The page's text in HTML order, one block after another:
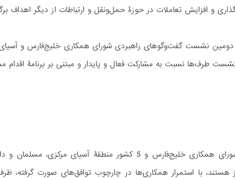
و افزایش تعاملات در حوزۀ حمل‌ونقل و ارتباطات از دیگر اهداف
نسبت به مشارکت فعال و پایدار و مبتنی بر برنامۀ اقدام مشترک در دورۀ
با عنایت به اینکه 6 عضو شورای همکاری خلیج‌فارس و 5
هستند، با استمرار همکاری‌ها در چارچوب توافق‌های صورت گرفته،